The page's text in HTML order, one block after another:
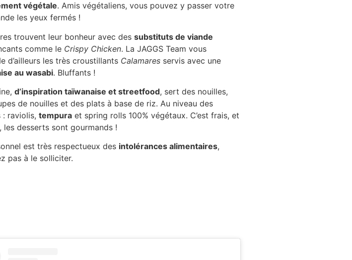
végétale. Amis végétaliens, vous pouvez y passer votre
les yeux fermés !
trouvent leur bonheur avec des substituts de viande
comme le Crispy Chicken. La JAGGS Team vous
d’ailleurs les très croustillants Calamares servis avec une
au wasabi. Bluffants !
d’inspiration taïwanaise et streetfood, sert des nouilles,
de nouilles et des plats à base de riz. Au niveau des
: raviolis, tempura et spring rolls 100% végétaux. C’est frais, et
les desserts sont gourmands !
est très respectueux des intolérances alimentaires,
pas à le solliciter.